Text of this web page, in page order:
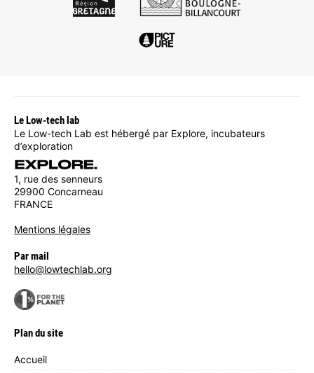
Le Low-tech lab
Le Low-tech Lab est hébergé par Explore, incubateurs
d’exploration
1, rue des senneurs
29900 Concarneau
FRANCE
Mentions légales
Par mail
hello@lowtechlab.org
Plan du site
Accueil